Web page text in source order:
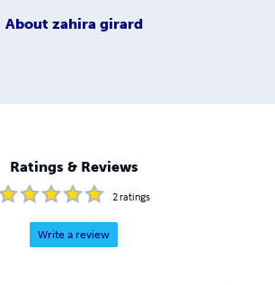
About zahira girard
Ratings & Reviews
2ratings
Write a review